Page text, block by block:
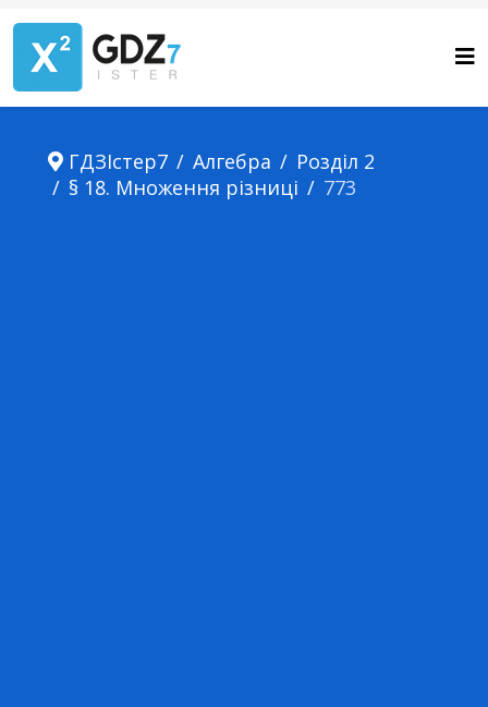
ГДЗІстер7 Алгебра
Розділ 2
§ 18. Множення різниці
773